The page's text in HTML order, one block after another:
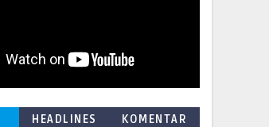
HEADLINES KOMENTAR